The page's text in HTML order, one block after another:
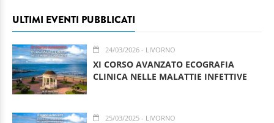
ULTIMI EVENTI PUBBLICATI
24/03/2026 - LIVORNO
XI CORSO AVANZATO ECOGRAFIA
CLINICA NELLE MALATTIE INFETTIVE
25/03/2025 - LIVORNO